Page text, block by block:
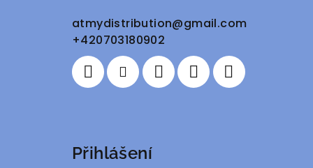
atmydistribution@gmail.com
+420703180902
Přihlášení